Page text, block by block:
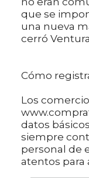
que se
una nueva
cerró
Cómo
Los
datos
siempre
personal de
atentos para